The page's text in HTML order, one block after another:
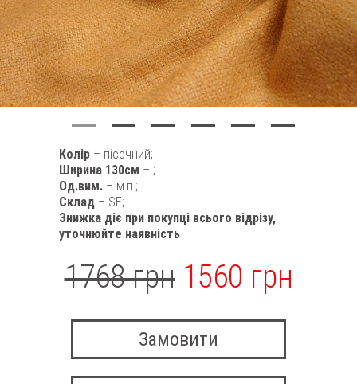
Колір – пісочний;
Ширина 130см – ;
Од.вим. – м.п.;
Склад – SE;
Знижка діє при покупці всього відрізу,
уточнюйте наявність –
1768 грн 1560 грн
Замовити